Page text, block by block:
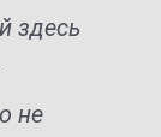
здесь
не